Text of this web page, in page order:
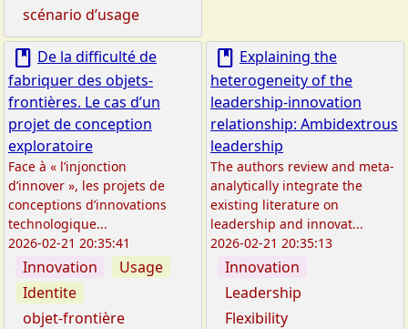
scénario d’usage
book De la difficulté de
fabriquer des objets-
frontières. Le cas d’un
projet de conception
exploratoire
Face à « l’injonction
d’innover », les projets de
conceptions d’innovations
technologique...
2026-02-21 20:35:41
Innovation
Usage
Identite
objet-frontière
book Explaining the
heterogeneity of the
leadership-innovation
relationship: Ambidextrous
leadership
The authors review and meta-
analytically integrate the
existing literature on
leadership and innovat...
2026-02-21 20:35:13
Innovation
Leadership
Flexibility